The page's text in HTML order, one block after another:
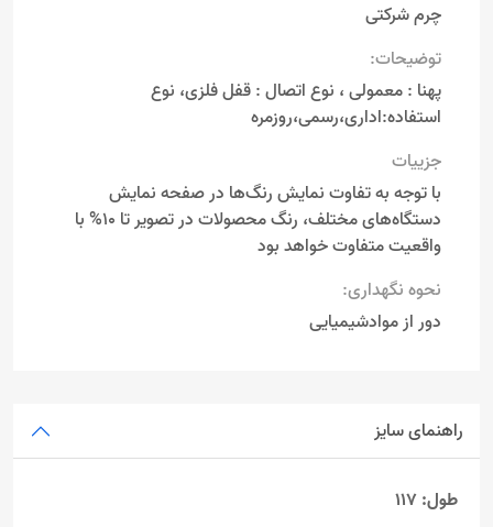
چرم شرکتی
توضیحات:
پهنا : معمولی ، نوع اتصال : قفل فلزی، نوع
استفاده:اداری،رسمی،روزمره
جزییات
با توجه به تفاوت نمایش رنگ‌ها در صفحه نمایش
دستگاه‌های مختلف، رنگ محصولات در تصویر تا 10% با
واقعیت متفاوت خواهد بود
نحوه نگهداری:
دور از موادشیمیایی
راهنمای سایز
طول: 117